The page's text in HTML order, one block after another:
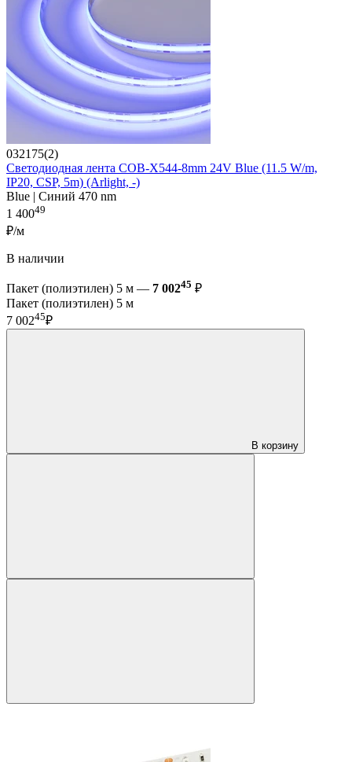
032175(2)
Светодиодная лента COB-X544-8mm 24V Blue (11.5 W/m,
IP20, CSP, 5m) (Arlight, -)
Blue | Синий 470 nm
1 40049
₽/м
В наличии
Пакет (полиэтилен) 5 м — 7 00245 ₽
Пакет (полиэтилен) 5 м
7 00245₽
В корзину